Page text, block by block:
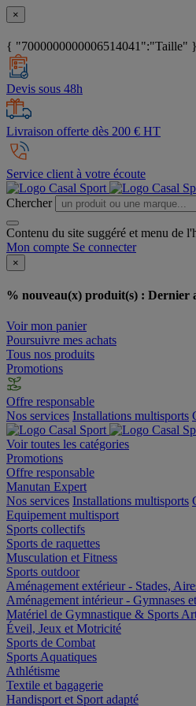
×
{ "7000000000006514041":"Taille" }
Devis sous 48h
Livraison offerte dès 200 € HT
Service client à votre écoute
Chercher
Contenu du site suggéré et menu de
Mon compte Se connecter
×
% nouveau(x) produit(s) : Dernier
Voir mon panier
Poursuivre mes achats
Tous nos produits
Promotions
Offre responsable
Nos services Installations multisports
Voir toutes les catégories
Promotions
Offre responsable
Manutan Expert
Nos services Installations multisports
Equipement multisport
Sports collectifs
Sports de raquettes
Musculation et Fitness
Sports outdoor
Aménagement extérieur - Stades,
Aménagement intérieur - Gymnases
Matériel de Gymnastique & Sports
Éveil, Jeux et Motricité
Sports de Combat
Sports Aquatiques
Athlétisme
Textile et bagagerie
Handisport et Sport adapté